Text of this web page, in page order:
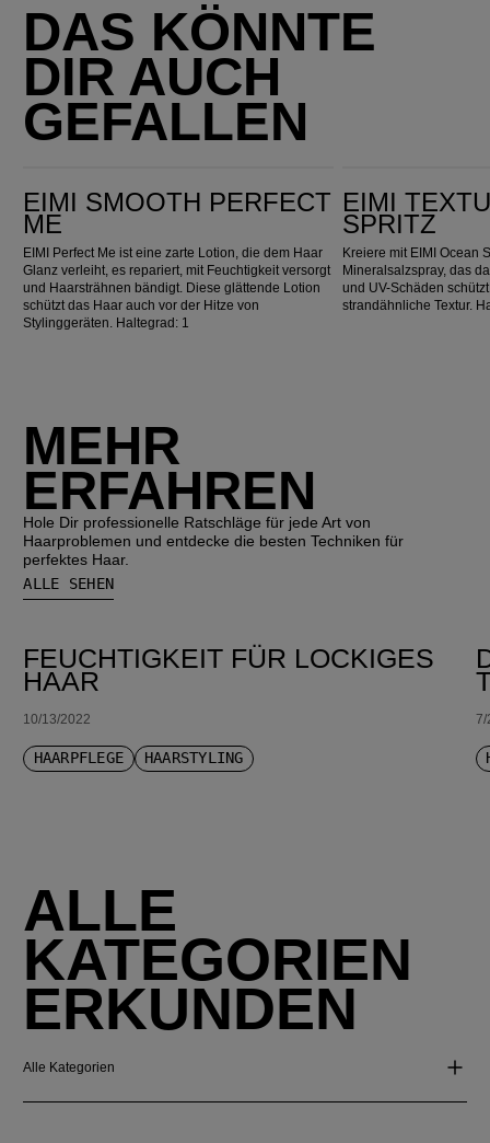
DAS KÖNNTE
DIR AUCH
GEFALLEN
EIMI SMOOTH PERFECT
ME
EIMI Perfect Me ist eine zarte Lotion, die dem Haar
Glanz verleiht, es repariert, mit Feuchtigkeit versorgt
und Haarsträhnen bändigt. Diese glättende Lotion
schützt das Haar auch vor der Hitze von
Stylinggeräten. Haltegrad: 1
EIMI
SPRITZ
Kreiere mit EIMI Ocean
Mineralsalzspray, das
und UV-Schäden
strandähnliche Textur.
MEHR
ERFAHREN
Hole Dir professionelle Ratschläge für jede Art von
Haarproblemen und entdecke die besten Techniken für
perfektes Haar.
ALLE SEHEN
FEUCHTIGKEIT FÜR LOCKIGES
HAAR
10/13/2022
HAARPFLEGE HAARSTYLING
7/
ALLE
KATEGORIEN
ERKUNDEN
Alle Kategorien